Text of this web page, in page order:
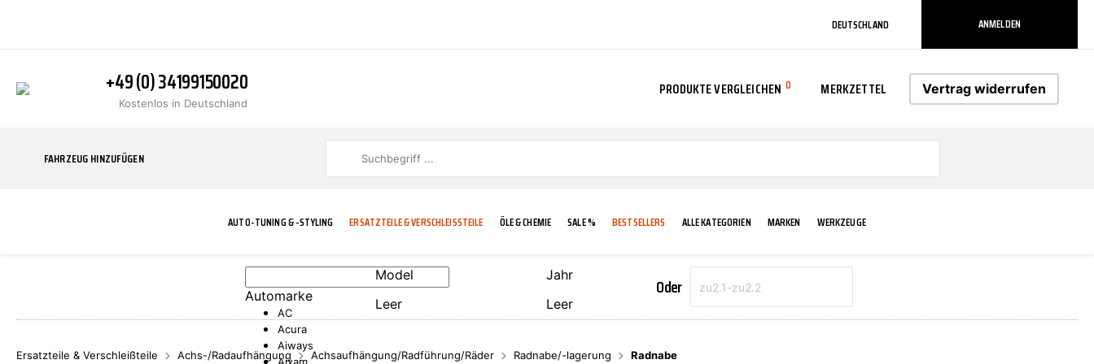
DEUTSCHLAND ANMELDEN
+49 (0) 34199150020
Kostenlos in Deutschland
PRODUKTE VERGLEICHEN 0 MERKZETTEL Vertrag widerrufen
FAHRZEUG HINZUFÜGEN
AUTO-TUNING & -STYLING ERSATZTEILE & VERSCHLEISSTEILE ÖLE & CHEMIE SALE % BESTSELLERS ALLE KATEGORIEN MARKEN WERKZEUGE
KÜHLERGRILL
VERBREITERUNG
CARCARE ELEKTRIK
BREMSFLÜSSIGKEIT FROSTSCHUTZ TECHNIK & WARTUNG
ADDINOL AS-PL
Automarke
AC
Acura
Aiways
Model
Leer
Jahr
Leer
Oder
Ersatzteile & Verschleißteile Achs-/Radaufhängung Achsaufhängung/Radführung/Räder Radnabe/-lagerung Radnabe